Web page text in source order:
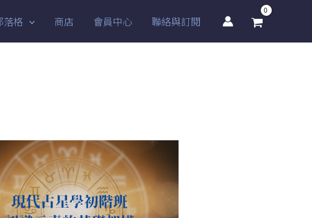
落格 商店 會員中心 聯絡與訂閱